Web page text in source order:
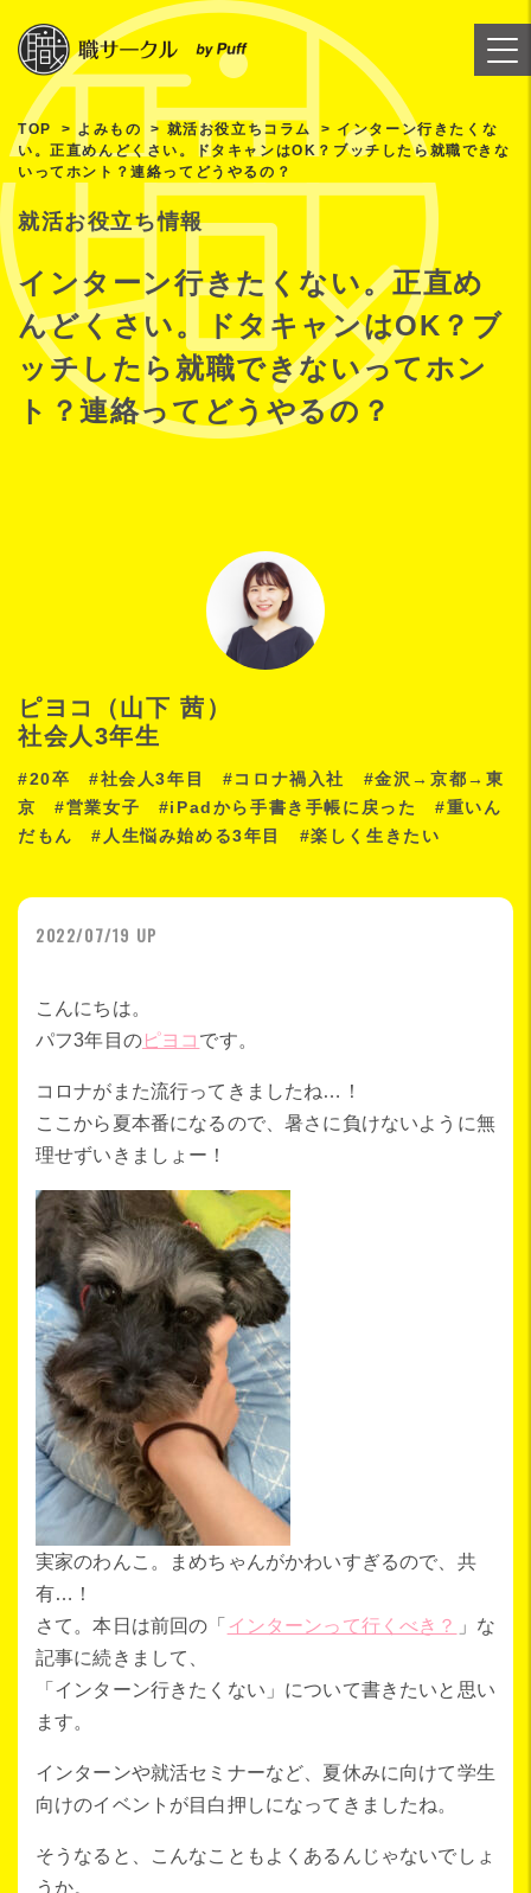
TOP よみもの 就活お役立ちコラム
インターン行きたくな
い。正直めんどくさい。ドタキャンはOK？ブッチしたら就職できな
いってホント？連絡ってどうやるの？
就活お役立ち情報
インターン行きたくない。正直め
んどくさい。ドタキャンはOK？ブ
ッチしたら就職できないってホン
ト？連絡ってどうやるの？
ピヨコ（山下 茜）
社会人3年生
#20卒 #社会人3年目 #コロナ禍入社 #金沢→京都→東
京 #営業女子 #iPadから手書き手帳に戻った #重いん
だもん #人生悩み始める3年目 #楽しく生きたい
2022/07/19 UP
こんにちは。
パフ3年目のピヨコ です。
コロナがまた流行ってきましたね…！
ここから夏本番になるので、暑さに負けないように無
理せずいきましょー！
実家のわんこ。まめちゃんがかわいすぎるので、共
有…！
さて。本日は前回の「 インターンって行くべき？
」な
記事に続きまして、
「インターン行きたくない」について書きたいと思い
ます。
インターンや就活セミナーなど、夏休みに向けて学生
向けのイベントが目白押しになってきましたね。
そうなると、こんなこともよくあるんじゃないでしょ
うか。